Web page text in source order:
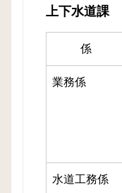
上下水道課
係
業務係
水道工務係